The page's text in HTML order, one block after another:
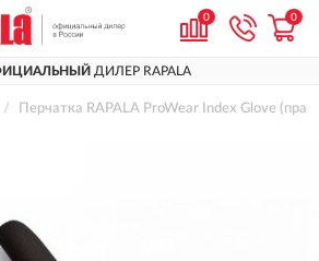
0 0
ДИЛЕР RAPALA
Перчатка RAPALA ProWear Index Glove